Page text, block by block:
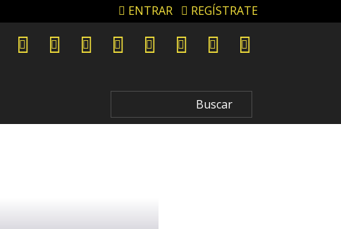
ENTRAR REGÍSTRATE